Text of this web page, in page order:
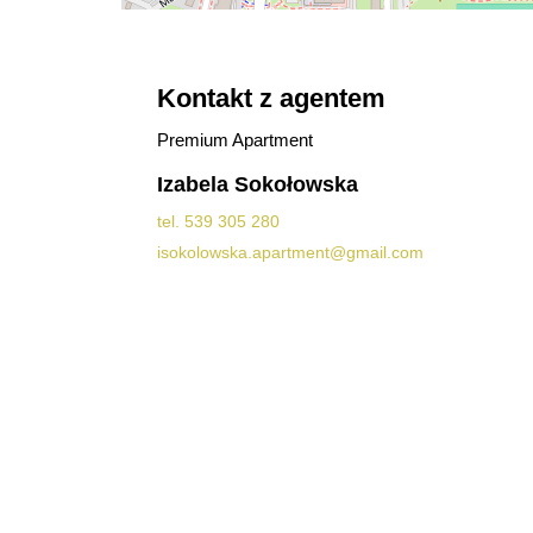
Kontakt z agentem
Premium Apartment
Izabela Sokołowska
tel. 539 305 280
isokolowska.apartment@gmail.com